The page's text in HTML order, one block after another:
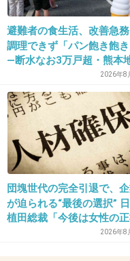
挙式のために17万
お祝いを17万出し
あとモヤモヤす。
33. 匿名 2015/07/23(木) 08:38:01
自己負担なら「招
私だったら行きませ
避難者の食生活、改善急務
調理できず「パン飽き飽き
―断水なお3万戸超・熊本
2026年8
団塊世代の完全引退で、
が迫られる“最後の選択”
植田総裁「今後は女性の
員化と外国人の人材活用が
2026年8